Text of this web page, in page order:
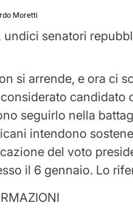
Moretti
si arrende, e ora ci
candidato
seguirlo nella
intendono
del voto
il 6 gennaio. Lo